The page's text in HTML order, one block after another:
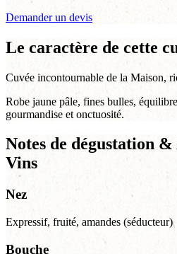
Demander un devis
Le caractère de cette
Cuvée incontournable de la Maison,
Robe jaune pâle, fines bulles,
gourmandise et onctuosité.
Notes de dégustation
Vins
Nez
Expressif, fruité, amandes (séducteur)
Bouche